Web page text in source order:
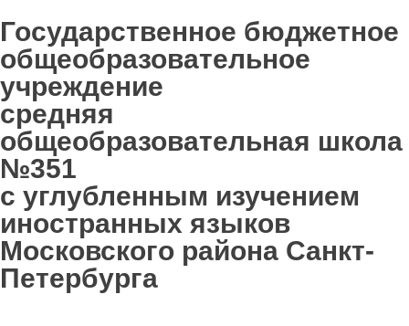
Государственное бюджетное
общеобразовательное
учреждение
средняя
общеобразовательная школа
№351
с углубленным изучением
иностранных языков
Московского района Санкт-
Петербурга